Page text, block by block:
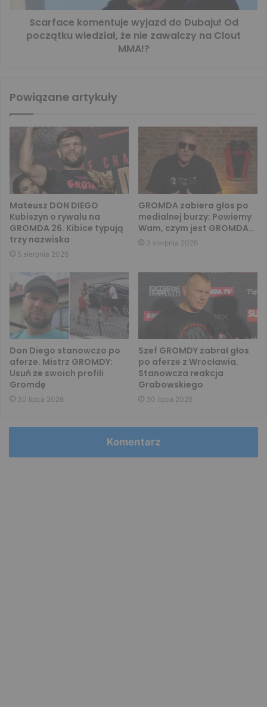
Scarface komentuje wyjazd do Dubaju! Od
początku wiedział, że nie zawalczy na Clout
MMA!?
Powiązane artykuły
Mateusz DON DIEGO
Kubiszyn o rywalu na
GROMDA 26. Kibice typują
trzy nazwiska
5 sierpnia 2026
GROMDA zabiera głos po
medialnej burzy: Powiemy
Wam, czym jest GROMDA…
3 sierpnia 2026
Don Diego stanowczo po
aferze. Mistrz GROMDY:
Usuń ze swoich profili
Gromdę
30 lipca 2026
Szef GROMDY zabrał głos
po aferze z Wrocławia.
Stanowcza reakcja
Grabowskiego
30 lipca 2026
Komentarz